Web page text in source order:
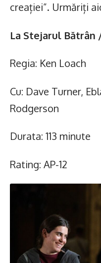
creației”. Urmăriți
La Stejarul Bătrân
Regia: Ken Loach
Cu: Dave Turner,
Rodgerson
Durata: 113 minute
Rating: AP-12